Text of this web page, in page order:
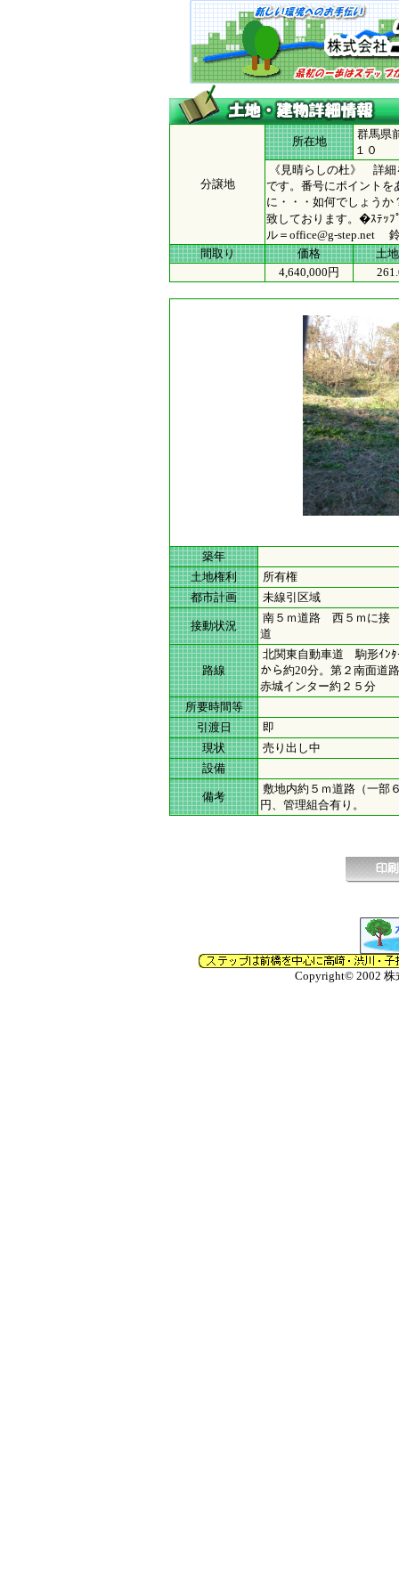
分譲地
所在地
群馬
１０
《見晴らしの杜》 詳
です。番号にポイント
に・・・如何でしょう
致しており
ル＝office@g-step.net
間取り
価格
土
4,640,000円
築年
土地権利
所有権
都市計画
未線引区域
接動状況
南５ｍ道路 西５ｍに接
道
路線
北関東自動車道 駒形ｲﾝﾀ
から約20分。第２南面道
赤城インター約２５分
所要時間等
引渡日
即
現状
売り出し中
設備
備考
敷地内約５ｍ道路（一部
円、管理組合有り。
Copyright© 2002